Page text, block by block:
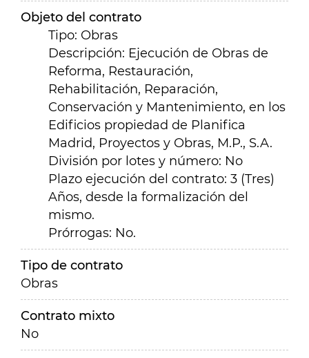
Objeto del contrato
Tipo: Obras
Descripción: Ejecución de Obras de
Reforma, Restauración,
Rehabilitación, Reparación,
Conservación y Mantenimiento, en los
Edificios propiedad de Planifica
Madrid, Proyectos y Obras, M.P., S.A.
División por lotes y número: No
Plazo ejecución del contrato: 3 (Tres)
Años, desde la formalización del
mismo.
Prórrogas: No.
Tipo de contrato
Obras
Contrato mixto
No